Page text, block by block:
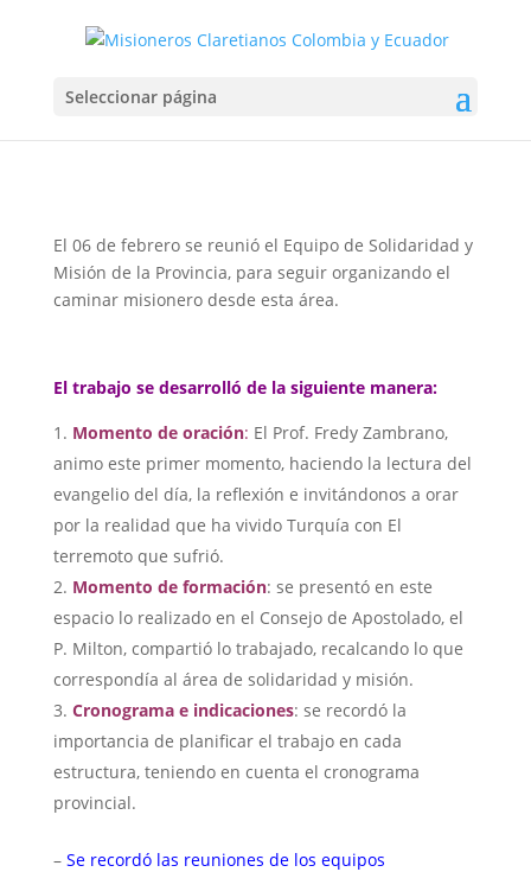
Seleccionar página
REUNIÓN EQUIPO SOMI
El 06 de febrero se reunió el Equipo de Solidaridad y
Misión de la Provincia, para seguir organizando el
caminar misionero desde esta área.
El trabajo se desarrolló de la siguiente manera:
Momento de oración: El Prof. Fredy Zambrano,
animo este primer momento, haciendo la lectura del
evangelio del día, la reflexión e invitándonos a orar
por la realidad que ha vivido Turquía con El
terremoto que sufrió.
Momento de formación: se presentó en este
espacio lo realizado en el Consejo de Apostolado, el
P. Milton, compartió lo trabajado, recalcando lo que
correspondía al área de solidaridad y misión.
Cronograma e indicaciones: se recordó la
importancia de planificar el trabajo en cada
estructura, teniendo en cuenta el cronograma
provincial.
–Se recordó las reuniones de los equipos